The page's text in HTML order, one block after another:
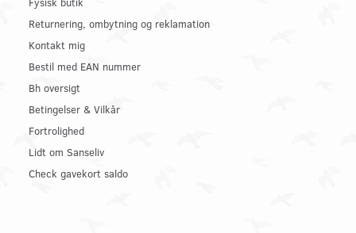
Returnering, ombytning og reklamation
Kontakt mig
Bestil med EAN nummer
Bh oversigt
Betingelser & Vilkår
Fortrolighed
Lidt om Sanseliv
Check gavekort saldo